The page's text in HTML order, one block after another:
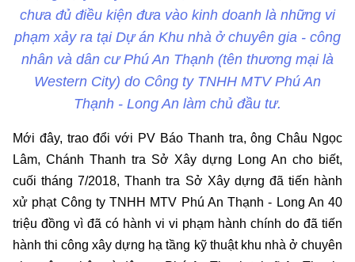
chưa đủ điều kiện đưa vào kinh doanh là những vi
phạm xảy ra tại Dự án Khu nhà ở chuyên gia - công
nhân và dân cư Phú An Thạnh (tên thương mại là
Western City) do Công ty TNHH MTV Phú An
Thạnh - Long An làm chủ đầu tư.
Mới đây, trao đổi với PV Báo Thanh tra, ông Châu Ngọc
Lâm, Chánh Thanh tra Sở Xây dựng Long An cho biết,
cuối tháng 7/2018, Thanh tra Sở Xây dựng đã tiến hành
xử phạt Công ty TNHH MTV Phú An Thạnh - Long An 40
triệu đồng vì đã có hành vi vi phạm hành chính do đã tiến
hành thi công xây dựng hạ tầng kỹ thuật khu nhà ở chuyên